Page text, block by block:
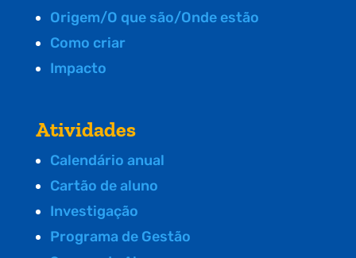
Origem/O que são/Onde estão
Como criar
Impacto
Atividades
Calendário anual
Cartão de aluno
Investigação
Programa de Gestão